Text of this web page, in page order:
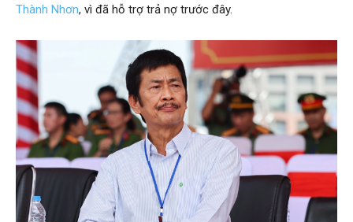
Thành Nhơn, vì đã hỗ trợ trả nợ trước đây.